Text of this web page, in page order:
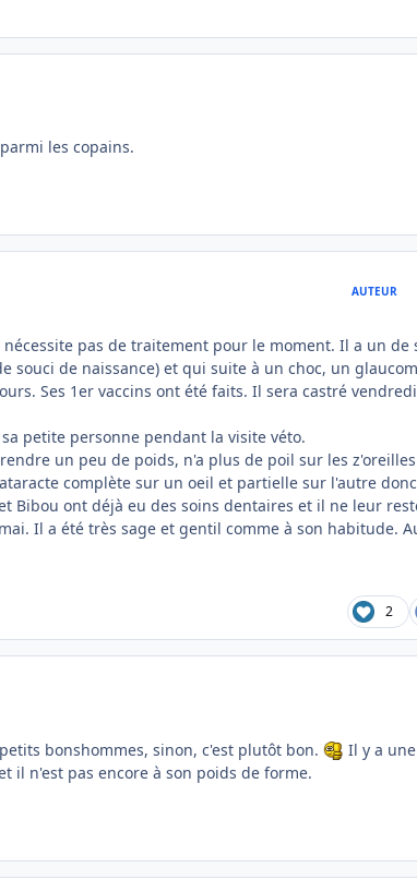
les copains.
AUTEUR
pas de traitement pour le moment. Il a un de
de naissance) et qui suite à un choc, un
Ses 1er vaccins ont été faits. Il sera castré
petite personne pendant la visite véto.
un peu de poids, n'a plus de poil sur les
complète sur un oeil et partielle sur l'autre
Bibou ont déjà eu des soins dentaires et il ne leur
Il a été très sage et gentil comme à son habitude.
2
bonshommes, sinon, c'est plutôt bon.
Il y a une
il n'est pas encore à son poids de forme.